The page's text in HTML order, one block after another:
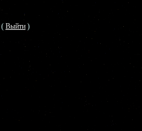
( Выйти )